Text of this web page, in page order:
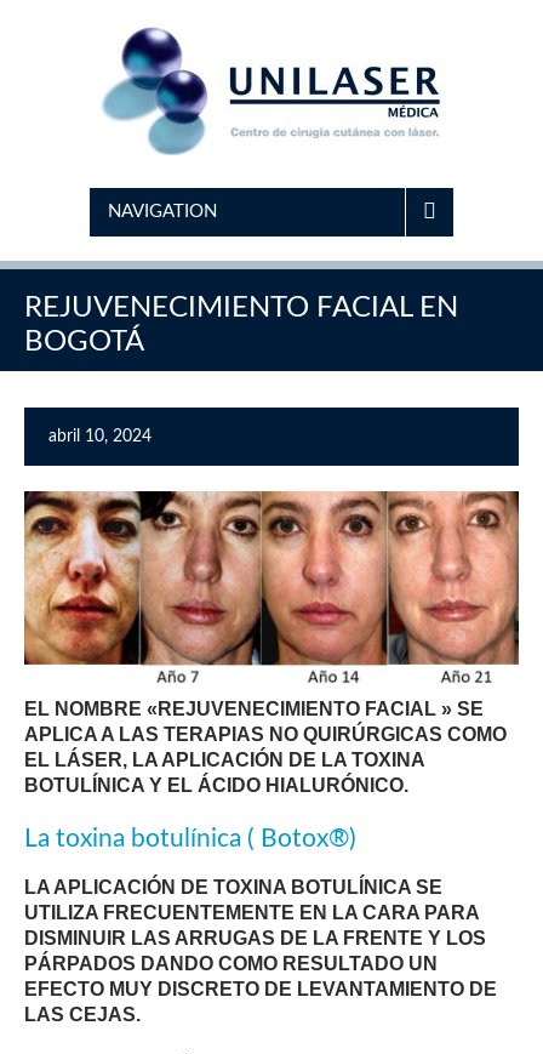
NAVIGATION
REJUVENECIMIENTO FACIAL EN
BOGOTÁ
abril 10, 2024
EL NOMBRE «REJUVENECIMIENTO FACIAL » SE
APLICA A LAS TERAPIAS NO QUIRÚRGICAS COMO
EL LÁSER, LA APLICACIÓN DE LA TOXINA
BOTULÍNICA Y EL ÁCIDO HIALURÓNICO.
La toxina botulínica ( Botox®)
LA APLICACIÓN DE TOXINA BOTULÍNICA SE
UTILIZA FRECUENTEMENTE EN LA CARA PARA
DISMINUIR LAS ARRUGAS DE LA FRENTE Y LOS
PÁRPADOS DANDO COMO RESULTADO UN
EFECTO MUY DISCRETO DE LEVANTAMIENTO DE
LAS CEJAS.